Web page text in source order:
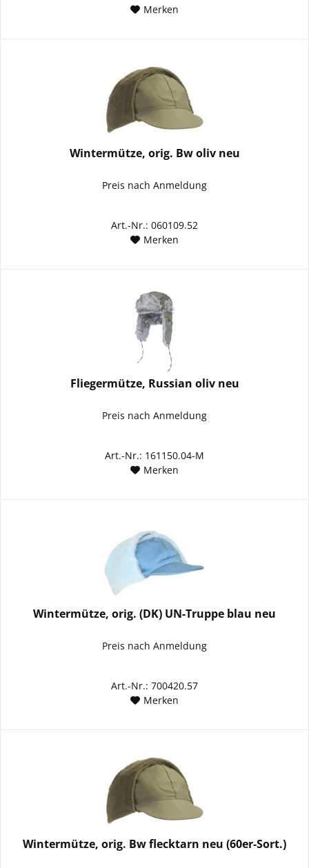
Merken
Wintermütze, orig. Bw oliv neu
Preis nach Anmeldung
Art.-Nr.: 060109.52
Merken
Fliegermütze, Russian oliv neu
Preis nach Anmeldung
Art.-Nr.: 161150.04-M
Merken
Wintermütze, orig. (DK) UN-Truppe blau neu
Preis nach Anmeldung
Art.-Nr.: 700420.57
Merken
Wintermütze, orig. Bw flecktarn neu (60er-Sort.)